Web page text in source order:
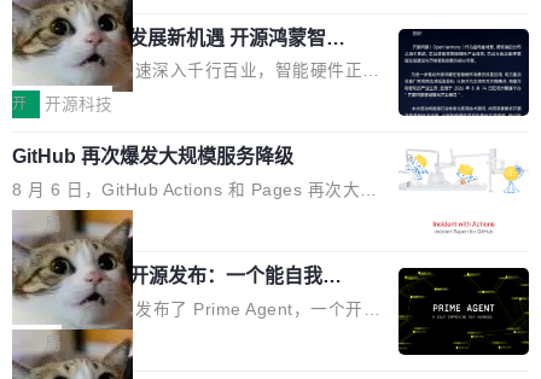
高了。全域营销服务商的竞争正在从规模转向深
度,案例厚度、全域覆盖、多线协同...
「我不认为这些会议上大部分论文都在过度宣传
或造假。问题是，作为读者，如果你筛选出那些
看起来最令人兴奋的论文，那它们大部分都是过
度宣传的。」 这才是真正的痛点。不是所有论文
都有问题，是最吸引眼球的那批论文最有问题。
他引用的帖子来自 Mathew Shen，一位 ICLR 2
026 的读者：「看了篇 ...
Pham 的一条推文。Hieu Pham 是谁？他是 xAI
的早期工程师之一，在 Grok 训练基础设施团队
工作过。近日他在 X 上发了一条帖子，列出了他
认为现代 AI 领域最重要的三个开源项目。 第一
理由很具体。FA 系列不需要解释，但 FA2 是他
认为最重要的一个——复杂度恰到好处，刚好能
驱动你去学 CuTe，但还没被那些"邪恶的" Hopp
er++ 优化所淹没，足够容易修改和适配。 更关
键的是 FA2 的持久性...
共商智能硬件发展新机遇 开源鸿蒙智能
硬件开发者日杭州站即将举行
随着万物智联加速深入千行百业，智能硬件正从
单点设备迈向智能化、网联化、协同化发展。作
鸿蒙通过统一技术底座和分布式能力，为不同类
型智能设备的开发、连接与互联提供关键支撑，
也为产业链企业探索产品创新与商业增长打开新
的空间。 8月14日，开源鸿蒙智能硬件开发者日
（OHDD：OpenHarmony Hardware Develope
r Day）将在杭州启航。活动面向智能硬件产业
链企业和开发者，邀请行业专家与资深技术顾
问，围绕开源鸿蒙技术能力、设备适配、芯片适
开 开源科技
GitHub 再次爆发大规模服务降级
8 月 6 日，GitHub Actions 和 Pages 再次大规
模服务降级，Actions 完全不可用超过 5 小时，
webhook 停发，连自托管 runner 也因调度层故
障无法工作。Pages、Copilot code review、C
opilot coding agent 全部受影响。从检测到完全
恢复，大约 12 小时。 这是 2026 年 8 月的第六
起事故，其中四起与 AI/Copilot 服务相关。 Git
局
Prime Agent 开源发布：一个能自我改
进的编程 Agent，ARC-AGI 3 超越人类
专家基线
Prime Intellect 发布了 Prime Agent，一个开源
的编程 Agent Harness，核心设计围绕两个抽
象：Recursive Language Model（RLM）和 C
局